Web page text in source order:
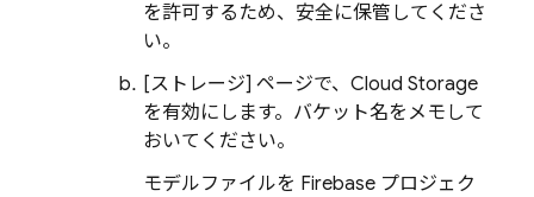
を許可するため、安全に保管してくださ
い。
[ストレージ] ページで、 Cloud Storage
を有効にします。バケット名をメモして
おいてください。
モデルファイルを Firebase プロジェク